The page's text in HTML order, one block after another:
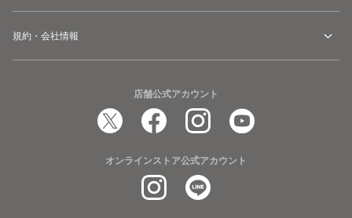
規約・会社情報
店舗公式アカウント
オンラインストア公式アカウント